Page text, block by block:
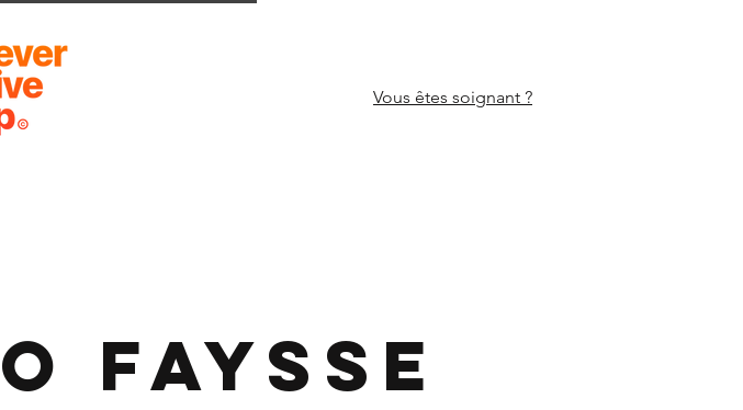
Vous êtes soignant ?
FAYSSE